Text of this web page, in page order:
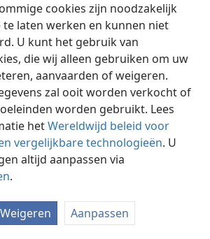
cookies zijn noodzakelijk
te laten werken en kunnen niet
U kunt het gebruik van
die wij alleen gebruiken om uw
aanvaarden of weigeren.
zal ooit worden verkocht of
worden gebruikt. Lees
hetWereldwijd beleid voor
vergelijkbare technologieën. U
altijd aanpassen via
.
Weigeren Aanpassen
Instellingen
Tower Bible and Tract Society of Pennsylvania
Privacybeleid
JW.ORG
Inloggen